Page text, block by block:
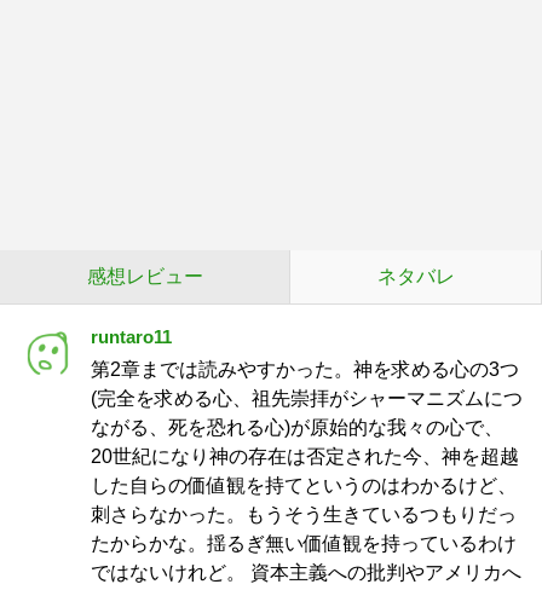
感想レビュー ネタバレ
runtaro11
第2章までは読みやすかった。神を求める心の3つ
(完全を求める心、祖先崇拝がシャーマニズムにつ
ながる、死を恐れる心)が原始的な我々の心で、
20世紀になり神の存在は否定された今、神を超越
した自らの価値観を持てというのはわかるけど、
刺さらなかった。もうそう生きているつもりだっ
たからかな。揺るぎ無い価値観を持っているわけ
ではないけれど。 資本主義への批判やアメリカへ